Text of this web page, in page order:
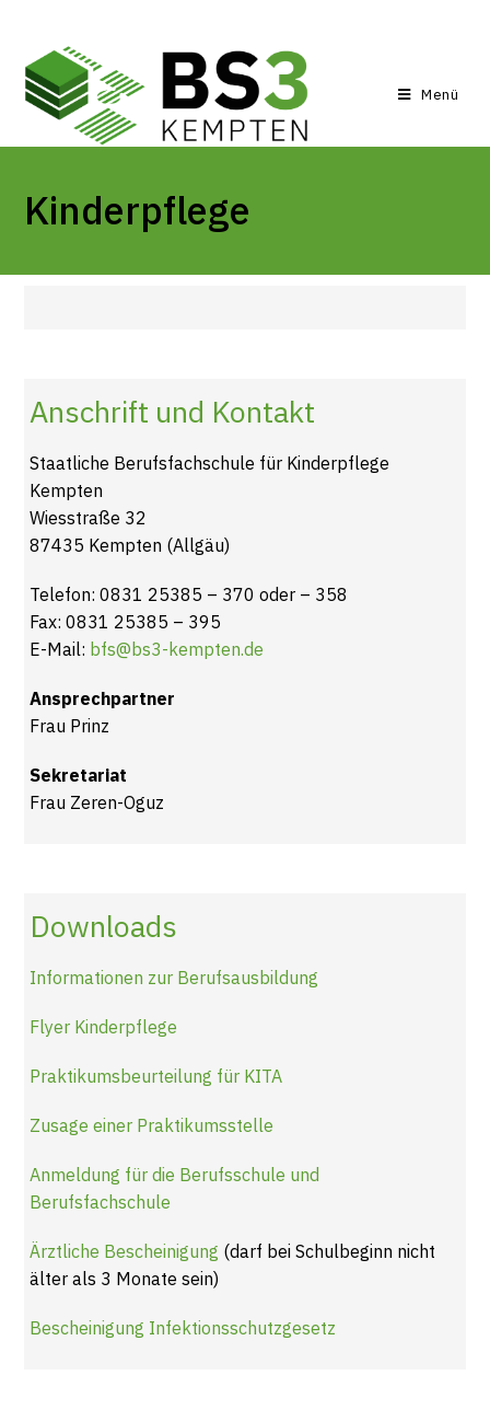
Menü
Kinderpflege
Anschrift und Kontakt
Staatliche Berufsfachschule für Kinderpflege
Kempten
Wiesstraße 32
87435 Kempten (Allgäu)
Telefon: 0831 25385 – 370 oder – 358
Fax: 0831 25385 – 395
E-Mail: bfs@bs3-kempten.de
Ansprechpartner
Frau Prinz
Sekretariat
Frau Zeren-Oguz
Downloads
Informationen zur Berufsausbildung
Flyer Kinderpflege
Praktikumsbeurteilung für KITA
Zusage einer Praktikumsstelle
Anmeldung für die Berufsschule und
Berufsfachschule
Ärztliche Bescheinigung (darf bei Schulbeginn nicht
älter als 3 Monate sein)
Bescheinigung Infektionsschutzgesetz